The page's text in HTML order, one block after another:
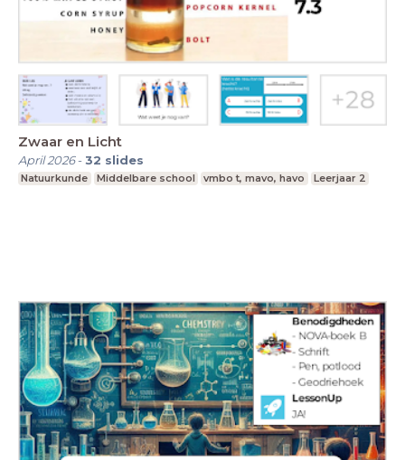
Zwaar en Licht
April 2026-32 slides
Natuurkunde Middelbare school vmbo t, mavo, havo Leerjaar 2